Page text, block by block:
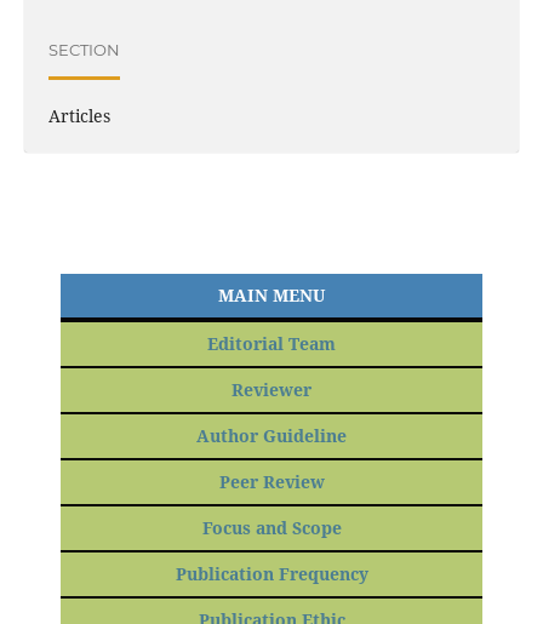
SECTION
Articles
MAIN MENU
Editorial Team
Reviewer
Author Guideline
Peer Review
Focus and Scope
Publication Frequency